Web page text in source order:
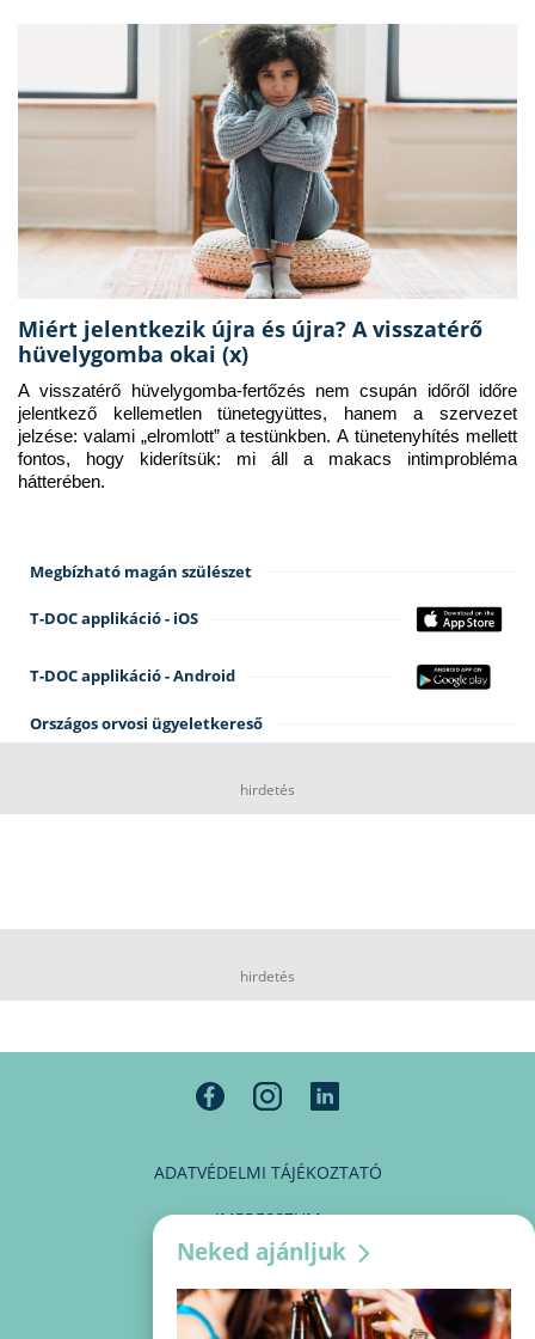
Miért jelentkezik újra és újra? A visszatérő
hüvelygomba okai (x)
A visszatérő hüvelygomba-fertőzés nem csupán időről időre
jelentkező kellemetlen tünetegyüttes, hanem a szervezet
jelzése: valami „elromlott” a testünkben. A tünetenyhítés mellett
fontos, hogy kiderítsük: mi áll a makacs intimprobléma
hátterében.
Megbízható magán szülészet
T-DOC applikáció - iOS
T-DOC applikáció - Android
Országos orvosi ügyeletkereső
hirdetés
hirdetés
ADATVÉDELMI TÁJÉKOZTATÓ
IMPRESSZUM
MÉDIAAJÁNLAT
PARTNEREINK
Neked ajánljuk